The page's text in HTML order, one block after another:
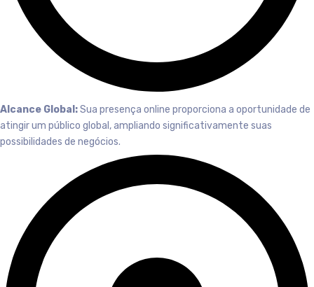
Alcance Global:Sua presença online proporciona a oportunidade de
atingir um público global, ampliando significativamente suas
possibilidades de negócios.